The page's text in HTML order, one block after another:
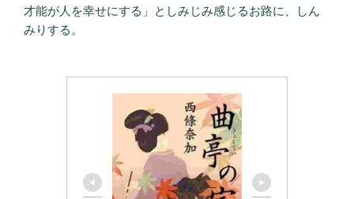
才能が人を幸せにする」としみじみ感じるお路に、しん
みりする。